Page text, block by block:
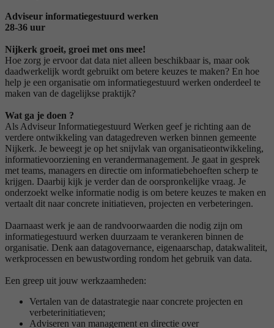
Adviseur informatiegestuurd werken
28-36 uur
Nijkerk groeit, groei met ons mee!
Hoe zorg je ervoor dat data niet alleen beschikbaar is, maar ook
daadwerkelijk wordt gebruikt om betere keuzes te maken? En hoe
help je een organisatie om informatiegestuurd werken onderdeel te
maken van de dagelijkse praktijk?
Wat ga je doen ?
Als Adviseur Informatiegestuurd Werken geef je richting aan de
verdere ontwikkeling van datagedreven werken binnen gemeente
Nijkerk. Je beweegt je op het snijvlak van organisatieontwikkeling,
informatievoorziening en verandermanagement. Je gaat in gesprek
met teams, managers en directie om informatiebehoeften scherp te
krijgen. Daarbij kijk je verder dan de oorspronkelijke vraag. Je
onderzoekt welke informatie nodig is om betere keuzes te maken en
vertaalt dit naar concrete initiatieven, projecten en verbeteringen.
Daarnaast werk je aan de randvoorwaarden die nodig zijn om
informatiegestuurd werken duurzaam te verankeren binnen de
organisatie. Denk aan datagovernance, eigenaarschap, datakwaliteit,
werkprocessen en bewustwording rondom het gebruik van data.
Een greep uit jouw werkzaamheden:
Vertalen van de datastrategie naar concrete projecten en
verbeterinitiatieven;
Adviseren van management en directie over